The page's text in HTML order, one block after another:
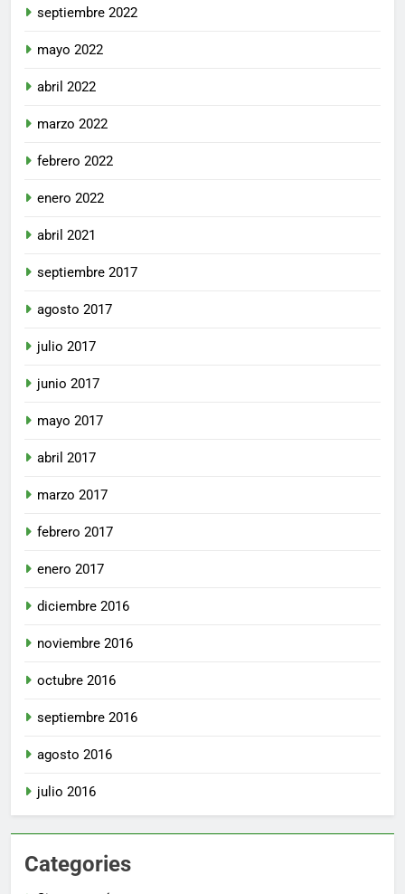
septiembre 2022
mayo 2022
abril 2022
marzo 2022
febrero 2022
enero 2022
abril 2021
septiembre 2017
agosto 2017
julio 2017
junio 2017
mayo 2017
abril 2017
marzo 2017
febrero 2017
enero 2017
diciembre 2016
noviembre 2016
octubre 2016
septiembre 2016
agosto 2016
julio 2016
Categories